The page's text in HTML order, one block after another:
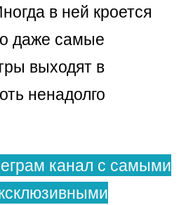
в ней кроется
даже самые
выходят в
ненадолго
канал с самыми